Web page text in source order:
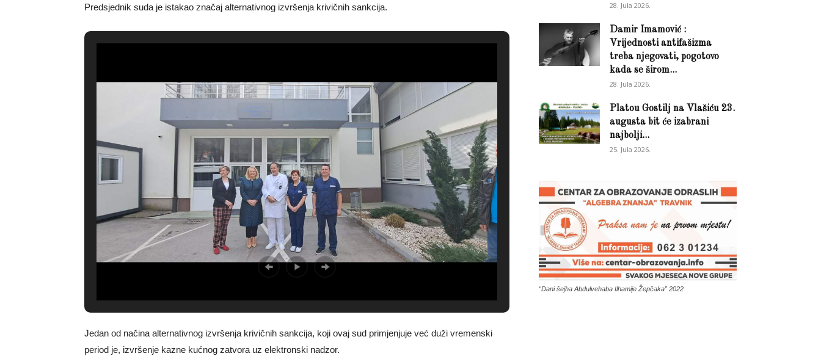
Predsjednik suda je istakao značaj alternativnog izvršenja krivičnih sankcija.
Jedan od načina alternativnog izvršenja krivičnih sankcija, koji ovaj sud primjenjuje već duži vremenski
period je, izvršenje kazne kućnog zatvora uz elektronski nadzor.
28. Jula 2026.
Damir Imamović :
Vrijednosti antifašizma
treba njegovati, pogotovo
kada se širom...
28. Jula 2026.
Platou Gostilj na Vlašiću 23.
augusta bit će izabrani
najbolji...
25. Jula 2026.
“Dani šejha Abdulvehaba Ilhamije Žepčaka” 2022